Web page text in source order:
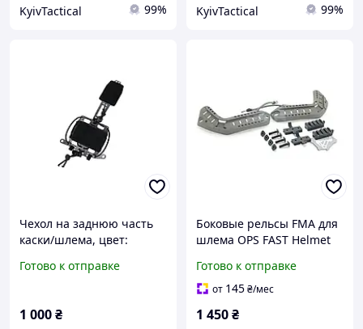
KyivTactical 99% KyivTactical 99%
Чехол на заднюю часть
каски/шлема, цвет:
Готово к отправке
1 000₴
Боковые рельсы FMA для
шлема OPS FAST Helmet
Готово к отправке
от 145₴/мес
1 450₴